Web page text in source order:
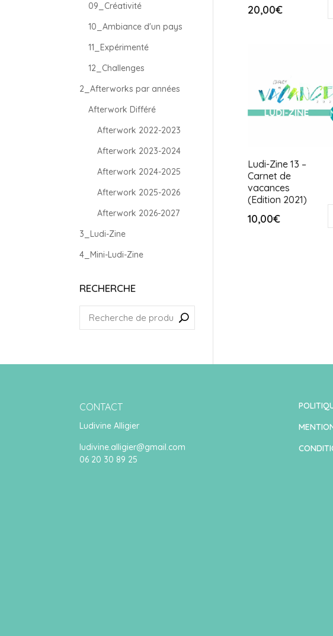
20,00€
Ludi-Zine 13 –
Carnet de
vacances
(Edition 2021)
10,00€
09_Créativité
10_Ambiance d'un pays
11_Expérimenté
12_Challenges
2_Afterworks par années
Afterwork Différé
Afterwork 2022-2023
Afterwork 2023-2024
Afterwork 2024-2025
Afterwork 2025-2026
Afterwork 2026-2027
3_Ludi-Zine
4_Mini-Ludi-Zine
RECHERCHE
CONTACT
Ludivine Alligier
ludivine.alligier@gmail.com
06 20 30 89 25